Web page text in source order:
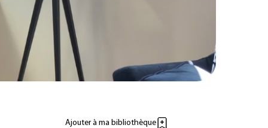
Ajouter à ma bibliothèque